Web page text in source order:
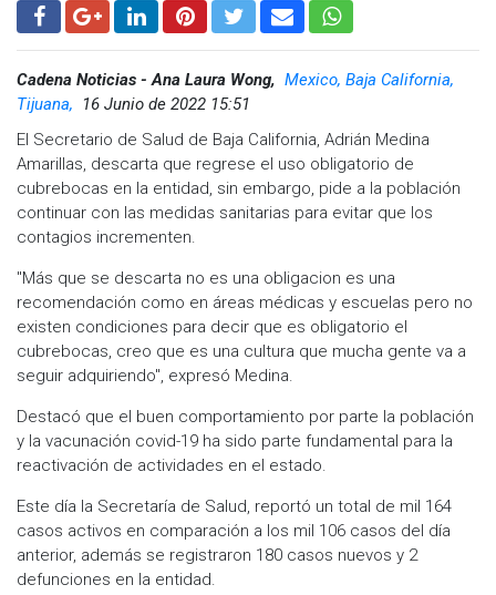
Cadena Noticias - Ana Laura Wong, Mexico, Baja California,
Tijuana,
16 Junio de 2022 15:51
El Secretario de Salud de Baja California, Adrián Medina
Amarillas, descarta que regrese el uso obligatorio de
cubrebocas en la entidad, sin embargo, pide a la población
continuar con las medidas sanitarias para evitar que los
contagios incrementen.
"Más que se descarta no es una obligacion es una
recomendación como en áreas médicas y escuelas pero no
existen condiciones para decir que es obligatorio el
cubrebocas, creo que es una cultura que mucha gente va a
seguir adquiriendo", expresó Medina.
Destacó que el buen comportamiento por parte la población
y la vacunación covid-19 ha sido parte fundamental para la
reactivación de actividades en el estado.
Este día la Secretaría de Salud, reportó un total de mil 164
casos activos en comparación a los mil 106 casos del día
anterior, además se registraron 180 casos nuevos y 2
defunciones en la entidad.